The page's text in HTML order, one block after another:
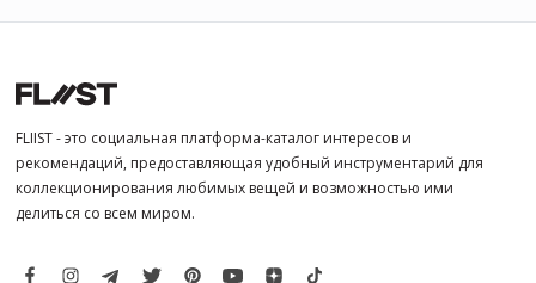
FLIIST - это социальная платформа-каталог интересов и
рекомендаций, предоставляющая удобный инструментарий для
коллекционирования любимых вещей и возможностью ими
делиться со всем миром.